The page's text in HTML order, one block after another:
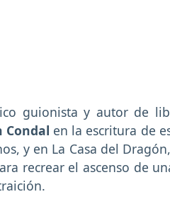
guionista y autor de
Condal en la escritura de
y en La Casa del
recrear el ascenso de